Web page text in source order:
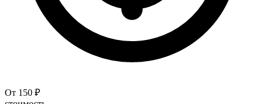
От 150 ₽